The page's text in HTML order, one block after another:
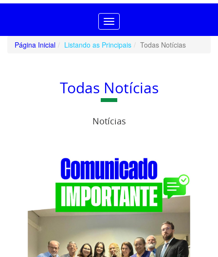
Toggle
navigation
Página Inicial
Listando as Principais Todas Notícias
Todas Notícias
Notícias